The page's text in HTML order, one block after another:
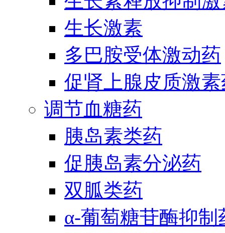
生长激素
多巴胺受体激动药
促肾上腺皮质激
调节血糖药
胰岛素类药
促胰岛素分泌药
双胍类药
α-葡萄糖苷酶抑制